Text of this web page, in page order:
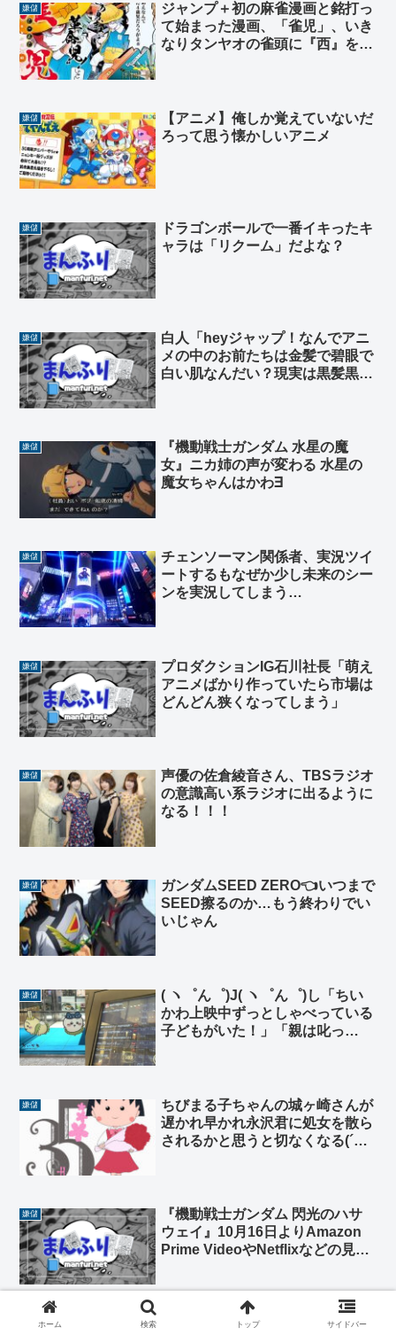
嫌儲
ジャンプ＋初の麻雀漫画と銘打っ
て始まった漫画、「雀児」、いき
なりタンヤオの雀頭に『西』を使
嫌儲
【アニメ】俺しか覚えていないだ
ろって思う懐かしいアニメ
嫌儲
ドラゴンボールで一番イキったキ
ャラは「リクーム」だよな？
嫌儲
白人「heyジャップ！なんでアニ
メの中のお前たちは金髪で碧眼で
白い肌なんだい？現実は黒髪黒目
嫌儲
『機動戦士ガンダム 水星の魔
女』ニカ姉の声が変わる 水星の
魔女ちゃんはかわ∃
嫌儲
チェンソーマン関係者、実況ツイ
ートするもなぜか少し未来のシー
ンを実況してしまう…
嫌儲
プロダクションIG石川社長「萌え
アニメばかり作っていたら市場は
どんどん狭くなってしまう」
嫌儲
声優の佐倉綾音さん、TBSラジオ
の意識高い系ラジオに出るように
なる！！！
嫌儲
ガンダムSEED ZERO👈いつまで
SEED擦るのか…もう終わりでい
いじゃん
嫌儲
( ヽ゜ん゜)J( ヽ゜ん゜)し「ちい
かわ上映中ずっとしゃべっている
子どもがいた！」「親は叱っ
嫌儲
ちびまる子ちゃんの城ヶ崎さんが
遅かれ早かれ永沢君に処女を散ら
されるかと思うと切なくなる(´・
嫌儲
『機動戦士ガンダム 閃光のハサ
ウェイ』10月16日よりAmazon
Prime VideoやNetflixなどの見放
【正論】アニメ監督・押井守さん
ホーム 検索 トップ サイドバー